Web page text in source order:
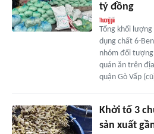
tỷ đồng
Tổng khối
dụng chất 6-
nhóm đối tượng
quán ăn trên
quận Gò Vấp
Khởi tố 3
sản xuất